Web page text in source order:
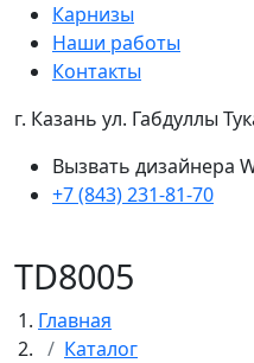
Карнизы
Наши работы
Контакты
г. Казань ул. Габдуллы
Вызвать дизайнера
+7 (843) 231-81-70
TD8005
Главная
Каталог